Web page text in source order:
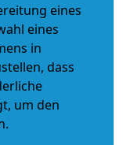
eines
eines
in
dass
um den